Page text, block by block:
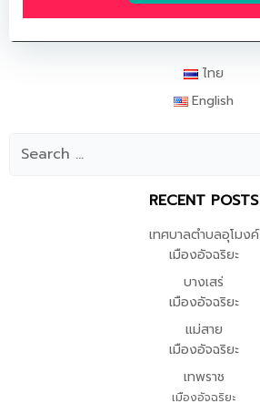
ไทย
English
RECENT POSTS
เทศบาลตำบลอุโมงค์
เมืองอัจฉริยะ
บางเสร่
เมืองอัจฉริยะ
แม่สาย
เมืองอัจฉริยะ
เทพราช
เมืองอัจฉริยะ